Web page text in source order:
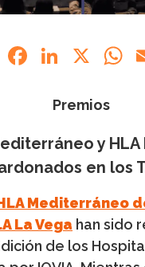
Facebook
X
Premios
y HLA
en los
Mediterráneo
La Vega han sido
de los